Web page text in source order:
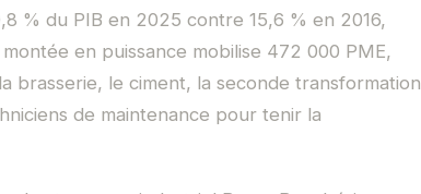
% du PIB en 2025 contre 15,6 % en 2016,
en puissance mobilise 472 000 PME,
brasserie, le ciment, la seconde transformation
de maintenance pour tenir la